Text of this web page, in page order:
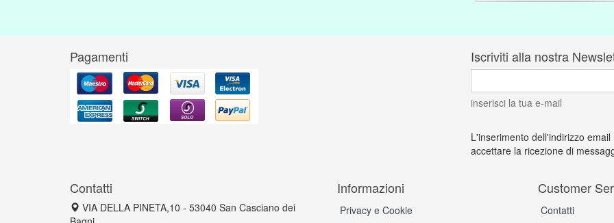
Pagamenti Iscriviti alla nostra
inserisci la tua e-mail
L'inserimento dell'indirizzo
accettare la ricezione di
Contatti
VIA DELLA PINETA,10 - 53040 San Casciano dei
Informazioni
Privacy e Cookie
Customer
Contatti